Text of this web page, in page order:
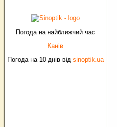
Погода на найближчий час
Канів
Погода на 10 днів від sinoptik.ua